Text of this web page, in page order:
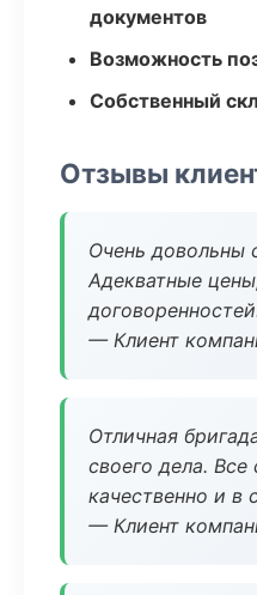
документов
Возможность
Собственный
Отзывы
Очень довольны
Адекватные
— Клиент
Отличная
своего дела. Все
качественно и в
— Клиент